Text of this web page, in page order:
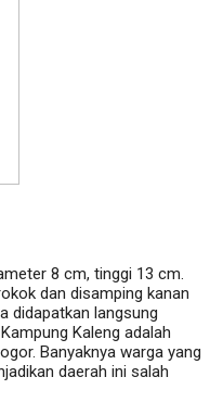
8 cm, tinggi 13 cm.
dan disamping kanan
didapatkan langsung
Kaleng adalah
Banyaknya warga yang
daerah ini salah